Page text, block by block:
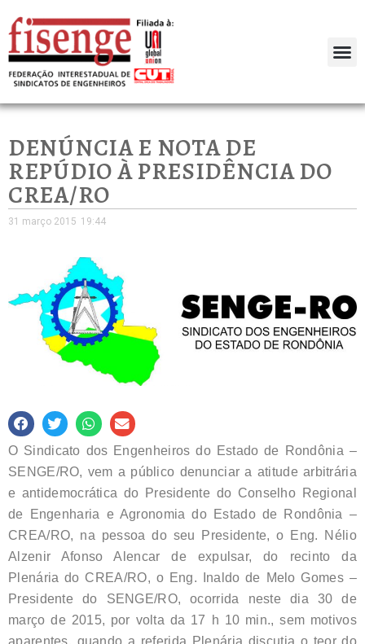
DENÚNCIA E NOTA DE
REPÚDIO À PRESIDÊNCIA DO
CREA/RO
31 março 2015 19:44
O Sindicato dos Engenheiros do Estado de Rondônia –
SENGE/RO, vem a público denunciar a atitude arbitrária
e antidemocrática do Presidente do Conselho Regional
de Engenharia e Agronomia do Estado de Rondônia –
CREA/RO, na pessoa do seu Presidente, o Eng. Nélio
Alzenir Afonso Alencar de expulsar, do recinto da
Plenária do CREA/RO, o Eng. Inaldo de Melo Gomes –
Presidente do SENGE/RO, ocorrida neste dia 30 de
março de 2015, por volta da 17 h 10 min., sem motivos
aparentes, quando a referida Plenária discutia o teor do